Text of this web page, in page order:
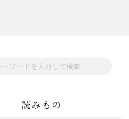
読みもの